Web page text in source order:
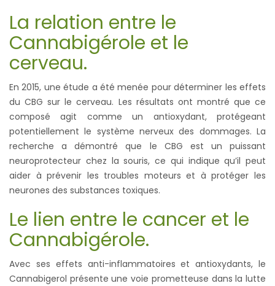
La relation entre le
Cannabigérole et le
cerveau.
En 2015, une étude a été menée pour déterminer les effets
du CBG sur le cerveau. Les résultats ont montré que ce
composé agit comme un antioxydant, protégeant
potentiellement le système nerveux des dommages. La
recherche a démontré que le CBG est un puissant
neuroprotecteur chez la souris, ce qui indique qu’il peut
aider à prévenir les troubles moteurs et à protéger les
neurones des substances toxiques.
Le lien entre le cancer et le
Cannabigérole.
Avec ses effets anti-inflammatoires et antioxydants, le
Cannabigerol présente une voie prometteuse dans la lutte